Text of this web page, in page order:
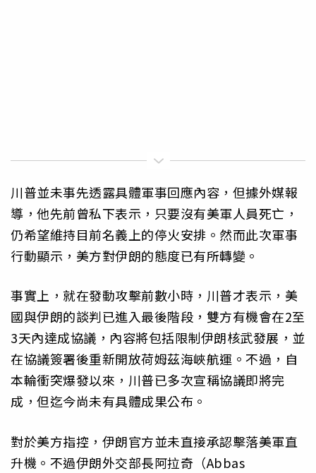
川普並未事先透露具體軍事回應內容，但據外媒報
導，他先前曾私下表示，只要沒有美軍人員死亡，
仍希望維持目前名義上的停火安排。然而此次軍事
行動顯示，美方對伊朗的態度已有所轉變。
事實上，就在發動攻擊前數小時，川普才表示，美
國與伊朗的談判已進入最後階段，雙方有機會在2至
3天內達成協議，內容將包括限制伊朗核武發展，並
在協議簽署後重新開放荷姆茲海峽航運。不過，自
本輪衝突爆發以來，川普已多次宣稱協議即將完
成，但迄今尚未有具體成果公布。
對於美方指控，伊朗官方並未直接承認擊落美軍直
升機。不過伊朗外交部長阿拉奇（Abbas